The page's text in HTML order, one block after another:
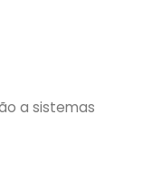
a sistemas